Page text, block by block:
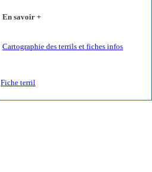
En savoir +
Cartographie des terrils et fiches infos
Fiche terril